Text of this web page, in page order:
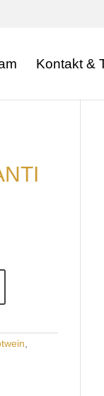
Kontakt &